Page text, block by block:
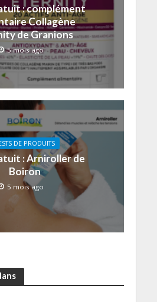
: complément
Collagène
de Granions
5 mois ago
DE PRODUITS
: Arniroller de
Boiron
5 mois ago